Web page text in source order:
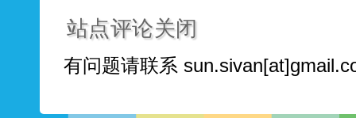
站点评论关闭
有问题请联系